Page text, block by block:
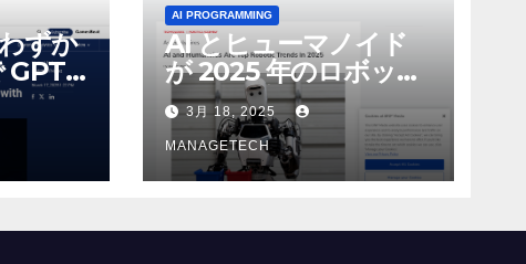
ずか
GPT-
新し
モ
AI PROGRAMMING
AI とヒューマノイド
が 2025 年のロボット
のトップトレンドに |
ASSEMBLY
3月 18, 2025
MANAGETECH